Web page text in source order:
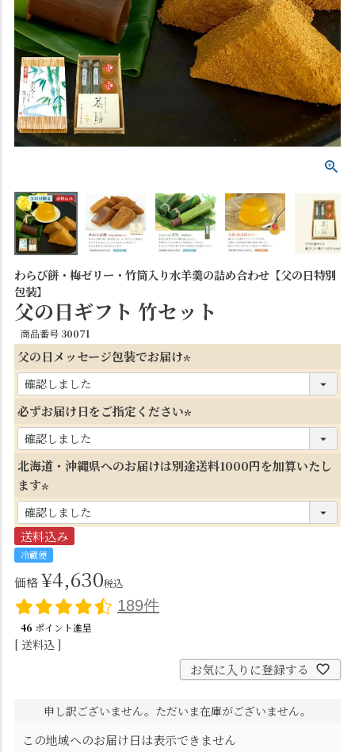
わらび餅・梅ゼリー・竹筒入り水羊羹の詰め合わせ【父の日特別
包装】
父の日ギフト 竹セット
商品番号 30071
父の日メッセージ包装でお届け
必
須
必ずお届け日をご指定ください
必
須
北海道・沖縄県へのお届けは別途送料1000円を加算いたし
ます
(
必
須
)
送料込み
冷蔵便
価格¥4,630税込
189件
46 ポイント進呈
送料込
お気に入りに登録する
申し訳ございません。ただいま在庫がございません。
この地域へのお届け日は表示できません